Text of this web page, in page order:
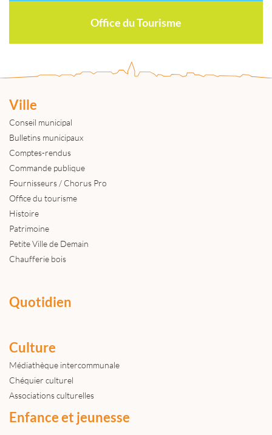
Office du Tourisme
Ville
Conseil municipal
Bulletins municipaux
Comptes-rendus
Commande publique
Fournisseurs / Chorus Pro
Office du tourisme
Histoire
Patrimoine
Petite Ville de Demain
Chaufferie bois
Quotidien
Culture
Médiathèque intercommunale
Chéquier culturel
Associations culturelles
Enfance et jeunesse